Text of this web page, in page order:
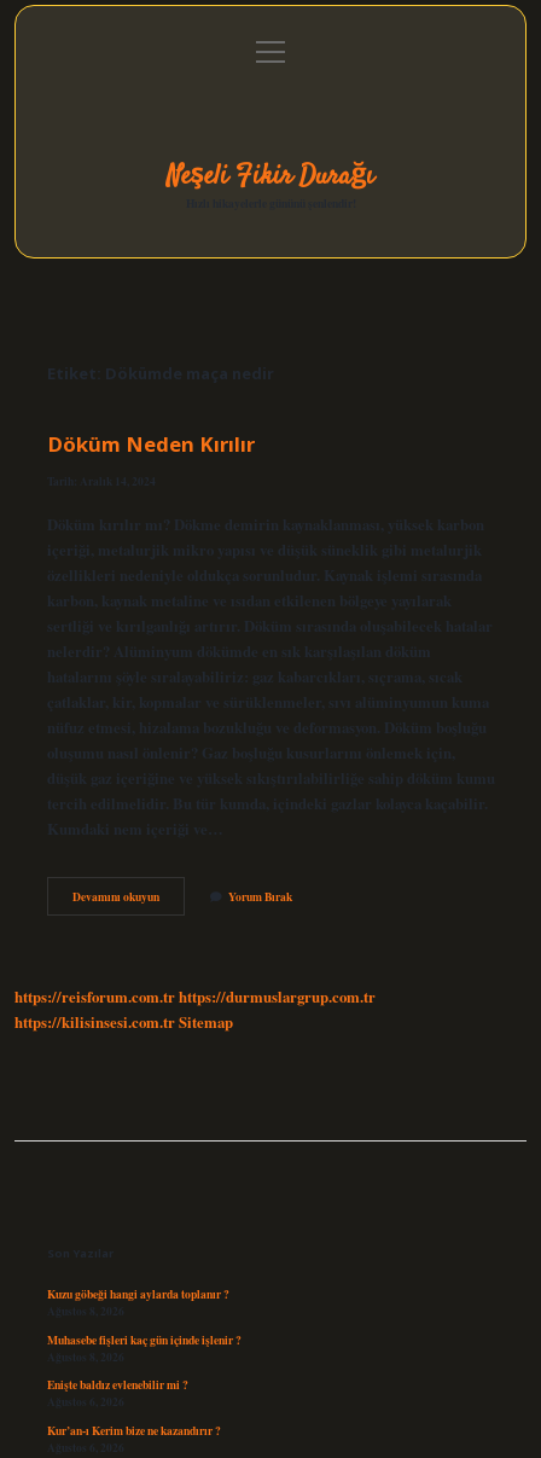
Gizlilik Politikası
menüyü
aç
Neşeli Fikir Durağı
Etiket: Dökümde maça nedir
Döküm Neden Kırılır
Tarih: Aralık 14, 2024
Döküm kırılır mı? Dökme demirin kaynaklanması, yüksek karbon
içeriği, metalurjik mikro yapısı ve düşük süneklik gibi metalurjik
özellikleri nedeniyle oldukça sorunludur. Kaynak işlemi sırasında
karbon, kaynak metaline ve ısıdan etkilenen bölgeye yayılarak
sertliği ve kırılganlığı artırır. Döküm sırasında oluşabilecek hatalar
nelerdir? Alüminyum dökümde en sık karşılaşılan döküm
hatalarını şöyle sıralayabiliriz: gaz kabarcıkları, sıçrama, sıcak
çatlaklar, kir, kopmalar ve sürüklenmeler, sıvı alüminyumun kuma
nüfuz etmesi, hizalama bozukluğu ve deformasyon. Döküm boşluğu
oluşumu nasıl önlenir? Gaz boşluğu kusurlarını önlemek için,
düşük gaz içeriğine ve yüksek sıkıştırılabilirliğe sahip döküm kumu
tercih edilmelidir. Bu tür kumda, içindeki gazlar kolayca kaçabilir.
Kumdaki nem içeriği ve…
Devamını okuyunDöküm
Neden
Yorum Bırak
https://reisforum.com.trhttps://durmuslargrup.com.tr
https://kilisinsesi.com.trSitemap
Son Yazılar
Kuzu göbeği hangi aylarda toplanır ?
Ağustos 8, 2026
Muhasebe fişleri kaç gün içinde işlenir ?
Ağustos 8, 2026
Enişte baldız evlenebilir mi ?
Ağustos 6, 2026
Kur’an-ı Kerim bize ne kazandırır ?
Ağustos 6, 2026